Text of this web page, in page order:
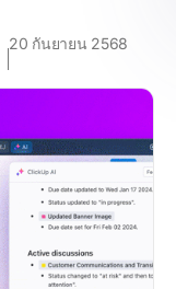
20 กันยายน 2568